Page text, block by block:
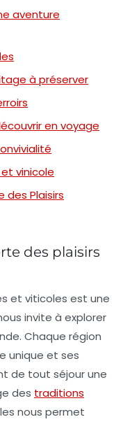
aventure
à préserver
en voyage
vinicole
des Plaisirs
des plaisirs
et viticoles est une
invite à explorer
Chaque région
unique et ses
de tout séjour une
des traditions
nous permet